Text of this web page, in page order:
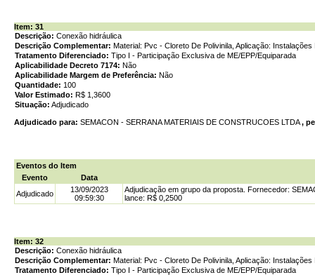
Item: 31
Descrição: Conexão hidráulica
Descrição Complementar: Material: Pvc - Cloreto De Polivinila, Aplicação:
Tratamento Diferenciado: Tipo I - Participação Exclusiva de ME/EPP/Equiparada
Aplicabilidade Decreto 7174: Não
Aplicabilidade Margem de Preferência: Não
Quantidade: 100
Valor Estimado: R$ 1,3600
Situação: Adjudicado
Adjudicado para: SEMACON - SERRANA MATERIAIS DE CONSTRUCOES LTDA,
Eventos do Item
Evento
Data
Adjudicado
13/09/2023
09:59:30
Adjudicação em grupo da proposta. Fornecedor:
lance: R$ 0,2500
Item: 32
Descrição: Conexão hidráulica
Descrição Complementar: Material: Pvc - Cloreto De Polivinila, Aplicação:
Tratamento Diferenciado: Tipo I - Participação Exclusiva de ME/EPP/Equiparada